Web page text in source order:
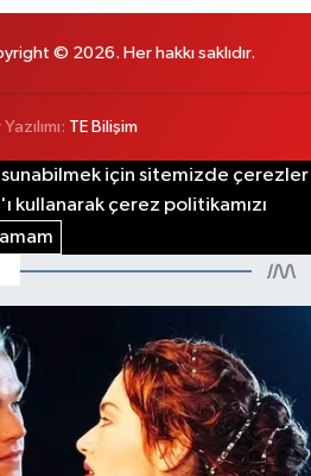
© 2026. Her hakkı saklıdır.
TE Bilişim
için sitemizde çerezler
kullanarak çerez politikamızı